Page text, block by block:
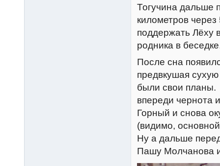
Тогучина дальше
километров
поддержать Лёху
родника в
После сна
предвкушая
были свои планы.
впереди чернота
Горный и снова
(видимо,
Ну а дальше
Пашу Молчанова